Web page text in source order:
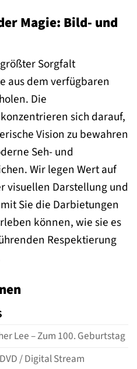
Magie: Bild- und
Sorgfalt
aus dem verfügbaren
Die
sich darauf,
Vision zu bewahren
Seh- und
Wir legen Wert auf
visuellen Darstellung und
Sie die Darbietungen
können, wie sie es
Respektierung
Lee – Zum 100. Geburtstag
/ Digital Stream